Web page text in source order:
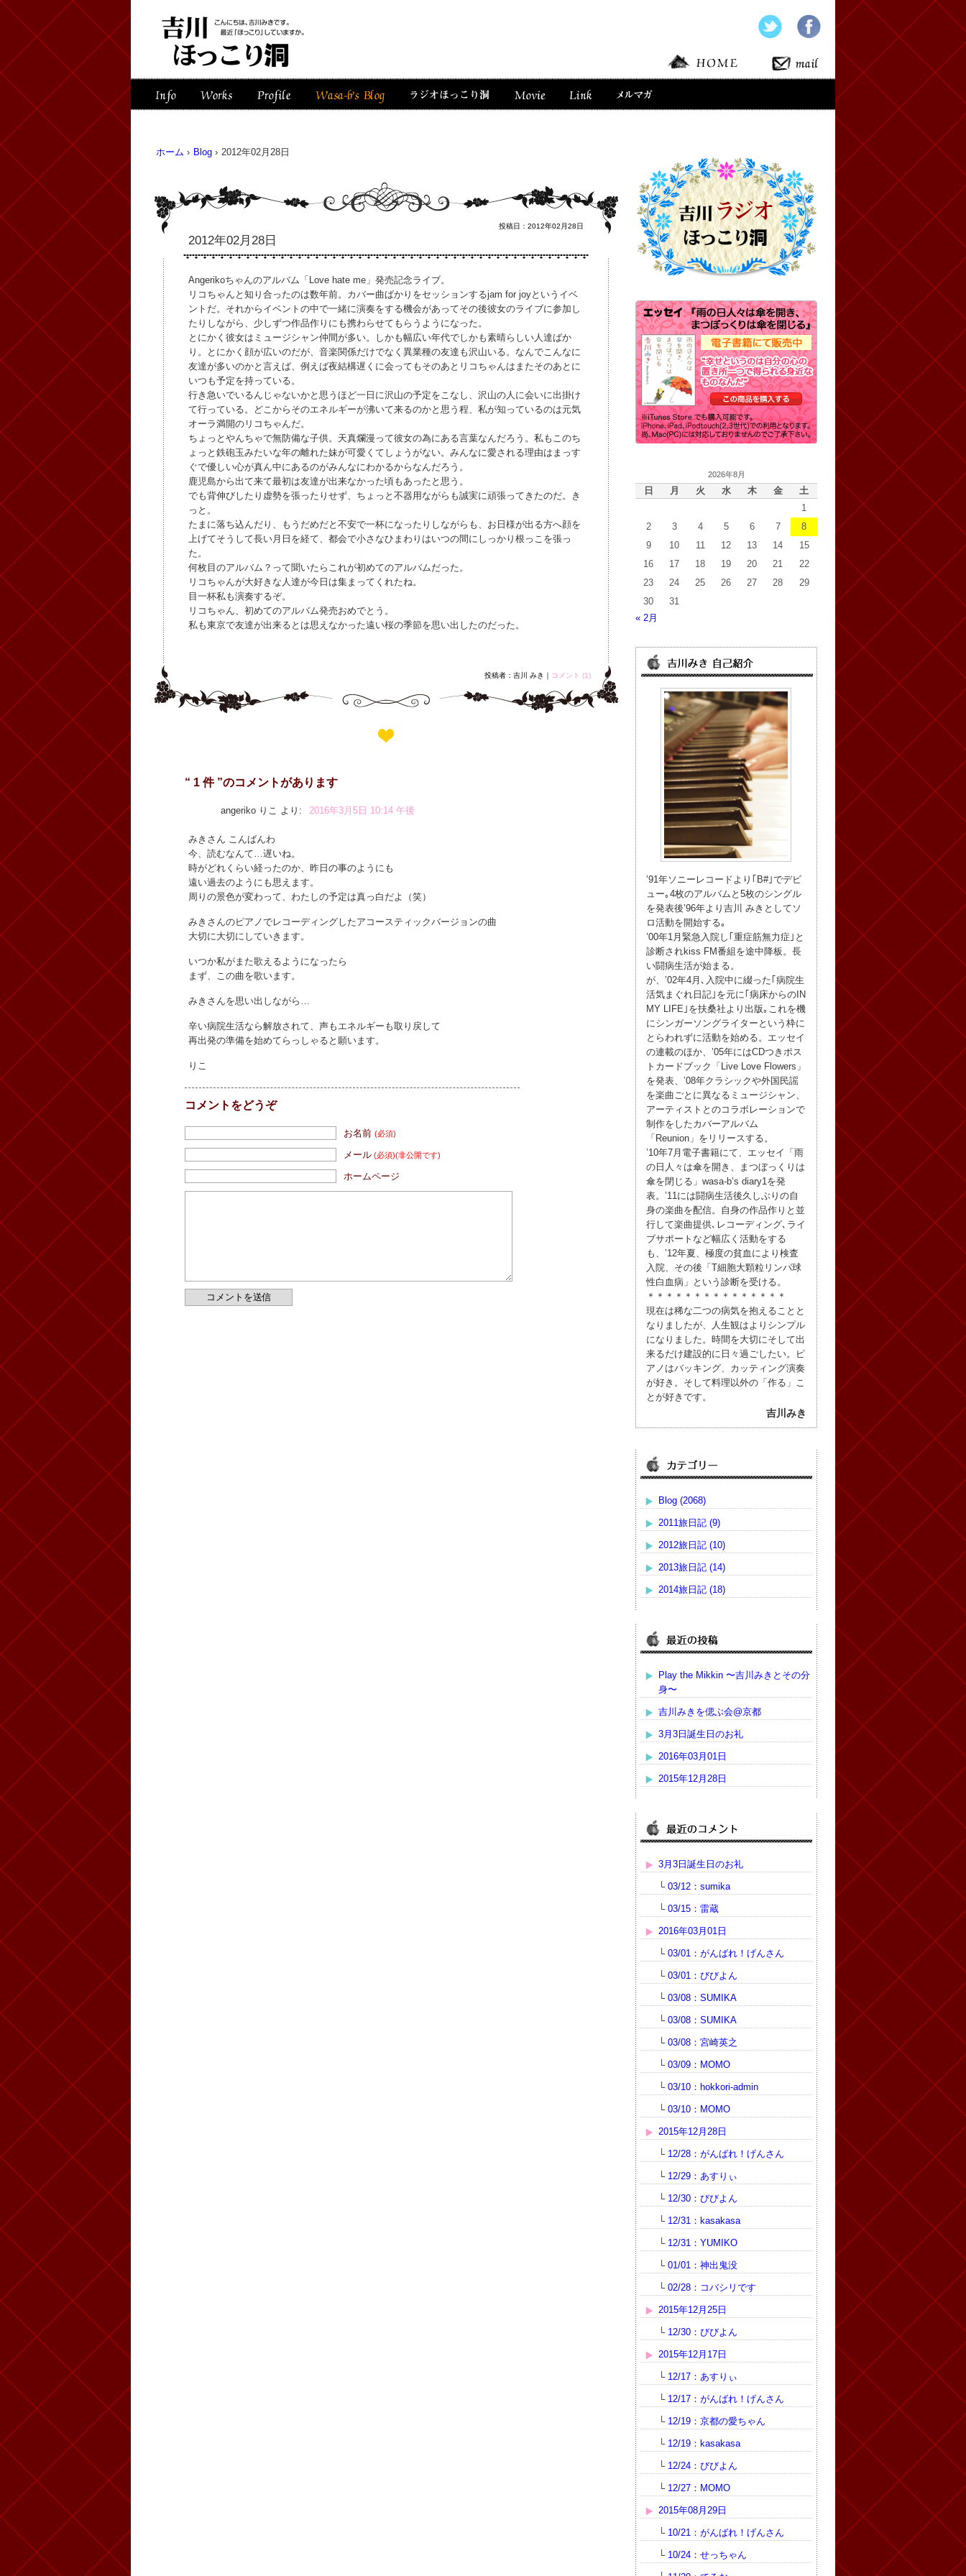
ホーム › Blog › 2012年02月28日
投稿日：2012年02月28日
2012年02月28日
Angerikoちゃんのアルバム「Love hate me」発売記念ライブ。
リコちゃんと知り合ったのは数年前。カバー曲ばかりをセッションするjam for joyというイベ
ントだ。それからイベントの中で一緒に演奏をする機会があってその後彼女のライブに参加し
たりしながら、少しずつ作品作りにも携わらせてもらうようになった。
とにかく彼女はミュージシャン仲間が多い。しかも幅広い年代でしかも素晴らしい人達ばか
り。とにかく顔が広いのだが、音楽関係だけでなく異業種の友達も沢山いる。なんでこんなに
友達が多いのかと言えば、例えば夜結構遅くに会ってもそのあとリコちゃんはまたそのあとに
いつも予定を持っている。
行き急いでいるんじゃないかと思うほど一日に沢山の予定をこなし、沢山の人に会いに出掛け
て行っている。どこからそのエネルギーが沸いて来るのかと思う程、私が知っているのは元気
オーラ満開のリコちゃんだ。
ちょっとやんちゃで無防備な子供。天真爛漫って彼女の為にある言葉なんだろう。私もこのち
ょっと鉄砲玉みたいな年の離れた妹が可愛くてしょうがない。みんなに愛される理由はまっす
ぐで優しい心が真ん中にあるのがみんなにわかるからなんだろう。
鹿児島から出て来て最初は友達が出来なかった頃もあったと思う。
でも背伸びしたり虚勢を張ったりせず、ちょっと不器用ながらも誠実に頑張ってきたのだ。き
っと。
たまに落ち込んだり、もうだめだと不安で一杯になったりしながらも、お日様が出る方へ顔を
上げてそうして長い月日を経て、都会で小さなひまわりはいつの間にしっかり根っこを張っ
た。
何枚目のアルバム？って聞いたらこれが初めてのアルバムだった。
リコちゃんが大好きな人達が今日は集まってくれたね。
目一杯私も演奏するぞ。
リコちゃん、初めてのアルバム発売おめでとう。
私も東京で友達が出来るとは思えなかった遠い桜の季節を思い出したのだった。
投稿者：吉川 みき｜ コメント (1)
“ 1 件 ”のコメントがあります
angeriko りこ より: 2016年3月5日 10:14 午後
みきさん こんばんわ
今、読むなんて…遅いね。
時がどれくらい経ったのか、昨日の事のようにも
遠い過去のようにも思えます。
周りの景色が変わって、わたしの予定は真っ白だよ（笑）
みきさんのピアノでレコーディングしたアコースティックバージョンの曲
大切に大切にしていきます。
いつか私がまた歌えるようになったら
まず、この曲を歌います。
みきさんを思い出しながら…
辛い病院生活なら解放されて、声もエネルギーも取り戻して
再出発の準備を始めてらっしゃると願います。
りこ
コメントをどうぞ
お名前(必須)
メール (必須)(非公開です)
ホームページ
2026年8月
日 月 火 水 木 金
土
1
2
3 4 5 6 7
8
9
10 11 12 13 14
15
16
17 18 19 20 21
22
23
24 25 26 27 28
29
30
31
« 2月
’91年ソニーレコードより｢B#｣でデビ
ュー｡4枚のアルバムと5枚のシングル
を発表後’96年より吉川 みきとしてソ
ロ活動を開始する｡
’00年1月緊急入院し｢重症筋無力症｣と
診断されkiss FM番組を途中降板。長
い闘病生活が始まる。
が、’02年4月､入院中に綴った｢病院生
活気まぐれ日記｣を元に｢病床からのIN
MY LIFE｣を扶桑社より出版｡これを機
にシンガーソングライターという枠に
とらわれずに活動を始める。エッセイ
の連載のほか、’05年にはCDつきポス
トカードブック「Live Love Flowers」
を発表、’08年クラシックや外国民謡
を楽曲ごとに異なるミュージシャン、
アーティストとのコラボレーションで
制作をしたカバーアルバム
「Reunion」をリリースする。
’10年7月電子書籍にて、エッセイ「雨
の日人々は傘を開き、まつぼっくりは
傘を閉じる」wasa-b’s diary1を発
表。’11には闘病生活後久しぶりの自
身の楽曲を配信。自身の作品作りと並
行して楽曲提供､レコーディング､ライ
ブサポートなど幅広く活動をする
も、’12年夏、極度の貧血により検査
入院、その後「T細胞大顆粒リンパ球
性白血病」という診断を受ける。
＊＊＊＊＊＊＊＊＊＊＊＊＊＊＊
現在は稀な二つの病気を抱えることと
なりましたが、人生観はよりシンプル
になりました。時間を大切にそして出
来るだけ建設的に日々過ごしたい。ピ
アノはバッキング、カッティング演奏
が好き。そして料理以外の「作る」こ
とが好きです。
吉川みき
Blog (2068)
2011旅日記 (9)
2012旅日記 (10)
2013旅日記 (14)
2014旅日記 (18)
Play the Mikkin 〜吉川みきとその分
身〜
吉川みきを偲ぶ会@京都
3月3日誕生日のお礼
2016年03月01日
2015年12月28日
3月3日誕生日のお礼
└ 03/12：sumika
└ 03/15：雷蔵
2016年03月01日
└ 03/01：がんばれ！げんさん
└ 03/01：びびよん
└ 03/08：SUMIKA
└ 03/08：SUMIKA
└ 03/08：宮崎英之
└ 03/09：MOMO
└ 03/10：hokkori-admin
└ 03/10：MOMO
2015年12月28日
└ 12/28：がんばれ！げんさん
└ 12/29：あすりぃ
└ 12/30：びびよん
└ 12/31：kasakasa
└ 12/31：YUMIKO
└ 01/01：神出鬼没
└ 02/28：コバシリです
2015年12月25日
└ 12/30：びびよん
2015年12月17日
└ 12/17：あすりぃ
└ 12/17：がんばれ！げんさん
└ 12/19：京都の愛ちゃん
└ 12/19：kasakasa
└ 12/24：びびよん
└ 12/27：MOMO
2015年08月29日
└ 10/21：がんばれ！げんさん
└ 10/24：せっちゃん